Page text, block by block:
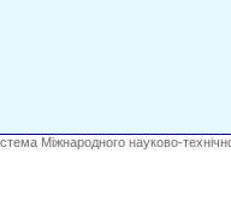
Міжнародного науково-